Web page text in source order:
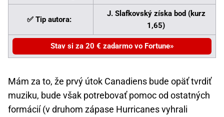
✅ Tip autora:
J. Slafkovský získa bod (kurz
1,65)
Stav si za 20 € zadarmo vo Fortune
Mám za to, že prvý útok Canadiens bude opäť tvrdiť
muziku, bude však potrebovať pomoc od ostatných
formácií (v druhom zápase Hurricanes vyhrali